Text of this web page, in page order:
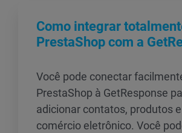
Como integrar
PrestaShop com a
Você pode conectar
PrestaShop à GetResponse
adicionar contatos, produtos
comércio eletrônico. Você